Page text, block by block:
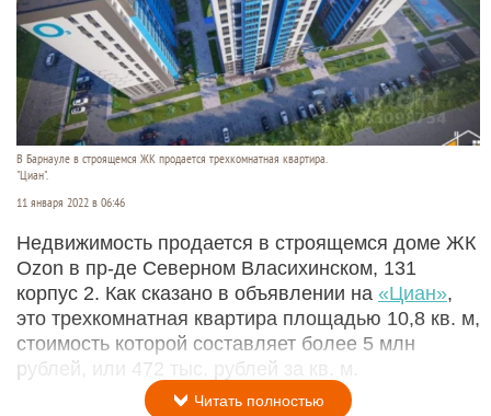
В Барнауле в строящемся ЖК продается трехкомнатная квартира.
"Циан".
11 января 2022 в 06:46
Недвижимость продается в строящемся доме ЖК
Ozon в пр-де Северном Власихинском, 131
корпус 2. Как сказано в объявлении на «Циан»,
это трехкомнатная квартира площадью 10,8 кв. м,
стоимость которой составляет более 5 млн
рублей, или 472 тыс. рублей за кв. м.
Читать полностью